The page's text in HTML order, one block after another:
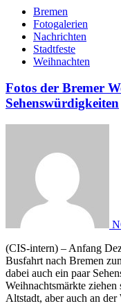
Bremen
Fotogalerien
Nachrichten
Stadtfeste
Weihnachten
Fotos der Bremer
Sehenswürdigkeiten
(CIS-intern) – Anfang
Busfahrt nach Bremen
dabei auch ein paar
Weihnachtsmärkte
Altstadt, aber auch an